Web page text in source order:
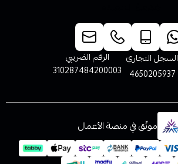
السجل التجاري
4650205937
الرقم الضريبي
310287484200003
موثّق في منصة الأعمال